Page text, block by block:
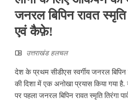
जनरल बिपिन रावत स्मृति
एवं कैफ़े!
उत्तराखंड हलचल
देश के प्रथम सीडीएस स्वर्गीय जनरल बिपिन
की दिशा में एक अनोखा प्रयास किया गया है.
पर पहला जनरल बिपिन रावत स्मृति तिरंगा